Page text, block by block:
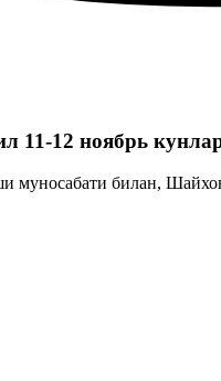
11-12 ноябрь
муносабати билан,